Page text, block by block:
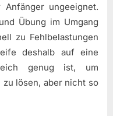
ungeeignet.
Übung im Umgang
zu Fehlbelastungen
deshalb auf eine
genug ist, um
zu lösen, aber nicht so